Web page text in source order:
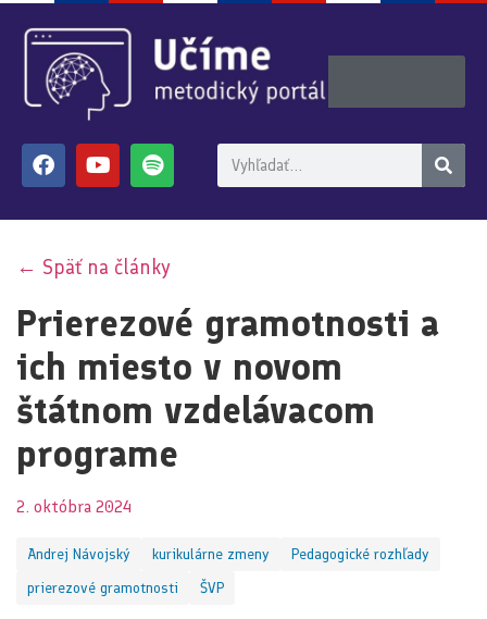
← Späť na články
Prierezové gramotnosti a
ich miesto v novom
štátnom vzdelávacom
programe
2. októbra 2024
Andrej Návojský kurikulárne zmeny
Pedagogické rozhľady
prierezové gramotnosti
ŠVP